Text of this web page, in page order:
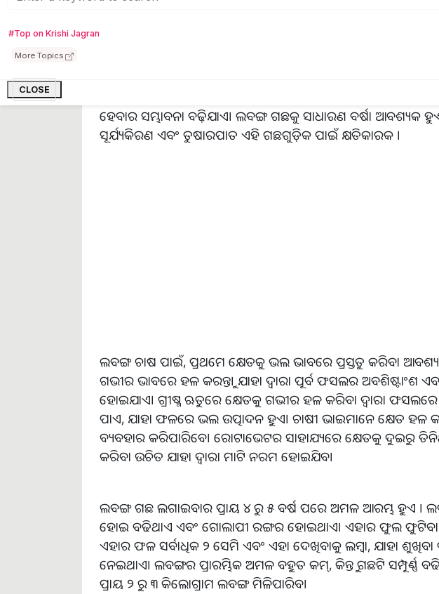
#Top on Krishi Jagran
More Topics
CLOSE
ହେବାର ସମ୍ଭାବନା ବଢ଼ିଯାଏ। ଲବଙ୍ଗ ଗଛକୁ ସାଧାରଣ ବର୍ଷା ଆବଶ୍ୟକ
ସୂର୍ଯ୍ୟକିରଣ ଏବଂ ତୁଷାରପାତ ଏହି ଗଛଗୁଡ଼ିକ ପାଇଁ କ୍ଷତିକାରକ ।
ଲବଙ୍ଗ ଚାଷ ପାଇଁ, ପ୍ରଥମେ କ୍ଷେତକୁ ଭଲ ଭାବରେ ପ୍ରସ୍ତୁତ କରିବା
ଗଭୀର ଭାବରେ ହଳ କରନ୍ତୁ। ଯାହା ଦ୍ଵାରା ପୂର୍ବ ଫସଲର ଅବଶିଷ୍ଟାଂଶ
ହୋଇଯାଏ। ଗ୍ରୀଷ୍ମ ଋତୁରେ କ୍ଷେତକୁ ଗଭୀର ହଳ କରିବା ଦ୍ଵାରା
ପାଏ, ଯାହା ଫଳରେ ଭଲ ଉତ୍ପାଦନ ହୁଏ। ଚାଷୀ ଭାଇମାନେ କ୍ଷେତ
ବ୍ୟବହାର କରିପାରିବେ। ରୋଟାଭେଟର ସାହାଯ୍ୟରେ କ୍ଷେତକୁ ଦୁଇରୁ
କରିବା ଉଚିତ ଯାହା ଦ୍ଵାରା ମାଟି ନରମ ହୋଇଯିବ।
ଲବଙ୍ଗ ଗଛ ଲଗାଇବାର ପ୍ରାୟ ୪ ରୁ ୫ ବର୍ଷ ପରେ ଅମଳ ଆରମ୍ଭ ହୁଏ ।
ହୋଇ ବଢିଥାଏ ଏବଂ ଗୋଲାପୀ ରଙ୍ଗର ହୋଇଥାଏ। ଏହାର ଫୁଲ ଫୁଟିବା
ଏହାର ଫଳ ସର୍ବାଧିକ ୨ ସେମି ଏବଂ ଏହା ଦେଖିବାକୁ ଲମ୍ବା, ଯାହା
ନେଇଥାଏ। ଲବଙ୍ଗର ପ୍ରାରମ୍ଭିକ ଅମଳ ବହୁତ କମ୍, କିନ୍ତୁ ଗଛଟି ସମ୍ପୂର୍ଣ୍ଣ
ପ୍ରାୟ ୨ ରୁ ୩ କିଲୋଗ୍ରାମ ଲବଙ୍ଗ ମିଳିପାରିବ।